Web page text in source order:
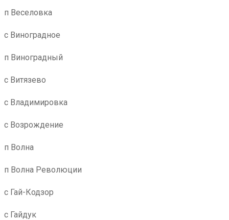
п Веселовка
с Виноградное
п Виноградный
с Витязево
с Владимировка
с Возрождение
п Волна
п Волна Революции
с Гай-Кодзор
с Гайдук